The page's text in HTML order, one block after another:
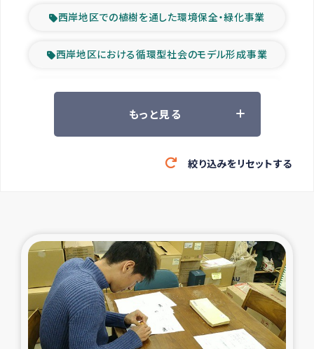
西岸地区での植樹を通した環境保全・緑化事業
西岸地区における循環型社会のモデル形成事業
ツアー参加者の声
緊急救援の時代
東ティモール豪雨緊急支援
大雨による洪水被災者支援
カカオ生産者支援事業
もっと見る
絞り込みをリセットする